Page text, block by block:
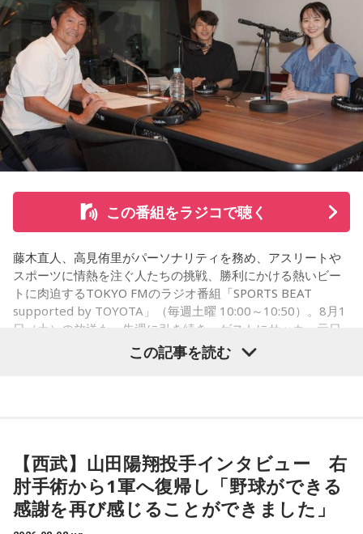
【12位】射手座（いて座）
心のモヤモヤが目立つような日です。今日は頑張らず、1人の
時間を大切にしたり、のんびり過ごす時間を持つようにしま
しょう。
【今日の一言メッセージ】
今日は不要なものを手放したり、今後の計画を見直すことを
心掛けると良い日です。
東京・池袋占い館セレーネ所属。10代に占いに出会い、勉
強、コミュニケーションなどの苦手な部分を克服。成績も最
クスを持つ方に寄り添いたいと本格的に占いの世界に進出。
SATORI電話占い月間ランキング連続1位。占いコンテンツ
『莉瑠と龍神様の絶対神託』リリース。
Webサイト：https://selene-uranai.com/
オンライン占いセレーネ：https://online-uranai.jp/
る思い出を紹介。音楽を通してこれまでの人生を振り返りな
がら、これからの“自分らしい生き方”を考える時間を共有しま
した。田村は、人生の最後に流したい曲について、「お葬式
で流す曲は決めている。しかも自分の声で流したいと思っ
て、毎日ギターの弾き語りを書斎で練習して、音源として残
しているんです。娘たちにも聴こえているはずだから、お葬
式のときに『パパが弾いてた曲だ』と思ってもらえたら」と
思いを語りました。
コーナー後には、来場者から田村への質疑応答も実施。最後
には、田村がイベントを振り返り、「リスナーの皆さんのエ
ンディング曲の話とかを聞いているだけでも、僕はポジティ
ブになれた。確かに死はすごく悲しいことではあるんだけ
うやって向き合うかということを考える一つのきっかけにな
こりを和らげる」をテーマに、さまざまな「心のこり」に触
れながら、自分自身の想いを見つめ直す機会を届けました。
この番組をラジコで聴く
藤木直人、高見侑里がパーソナリティを務め、アスリートや
スポーツに情熱を注ぐ人たちの挑戦、勝利にかける熱いビー
トに肉迫するTOKYO FMのラジオ番組「SPORTS BEAT
supported by TOYOTA」（毎週土曜 10:00～10:50）。8月1
日（土）の放送も、先週に引き続き、ゲストにサッカー元日
本代表の福田正博さんが登場！ 当記事では、「FIFAワールド
カップ26（以下、W杯）」でブラジルに対する発言が波紋を
（左から）福田正博さん、藤木直人、高見侑里
1966年生まれの福田正博さんは、日本人初のJリーグ得点王に
この記事を読む
【西武】山田陽翔投手インタビュー 右
肘手術から1軍へ復帰し「野球ができる
感謝を再び感じることができました」